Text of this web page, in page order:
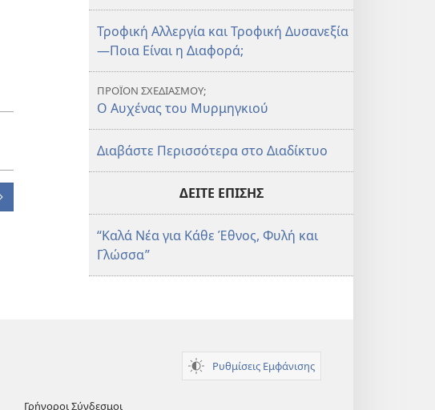
Τροφική Αλλεργία και Τροφική Δυσανεξία
—Ποια Είναι η Διαφορά;
ΠΡΟΪΟΝ ΣΧΕΔΙΑΣΜΟΥ;
Ο Αυχένας του Μυρμηγκιού
Διαβάστε Περισσότερα στο Διαδίκτυο
ΔΕΙΤΕ ΕΠΙΣΗΣ
“Καλά Νέα για Κάθε Έθνος, Φυλή και
Γλώσσα”
Ρυθμίσεις Εμφάνισης
Γρήγοροι Σύνδεσμοι